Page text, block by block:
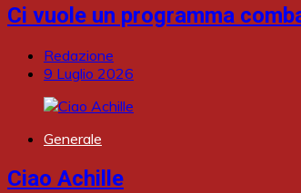
Ci vuole un programma
Redazione
9 Luglio 2026
Generale
Ciao Achille